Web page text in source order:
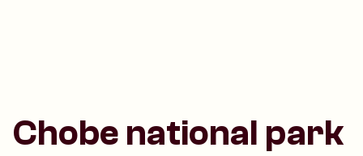
Chobe national park